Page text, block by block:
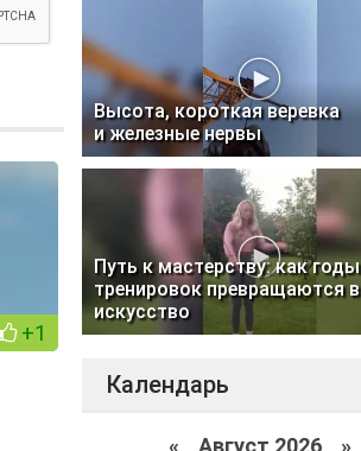
+1
Высота, короткая веревка
и железные нервы
Путь к мастерству: как годы
тренировок превращаются в
искусство
Календарь
« Август 2026 »